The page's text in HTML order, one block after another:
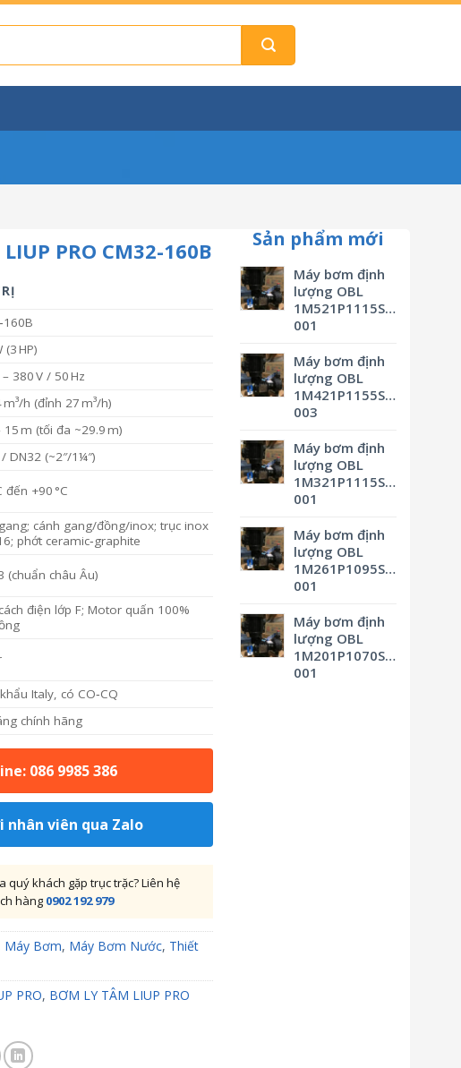
PRO CM32-160B
(3 HP)
380 V / 50 Hz
m³/h (đỉnh 27 m³/h)
15 m (tối đa ~29.9 m)
DN32 (~2″/1¼″)
đến +90 °C
cánh gang/đồng/inox; trục inox
phớt ceramic‑graphite
(chuẩn châu Âu)
điện lớp F; Motor quấn 100%
Italy, có CO‑CQ
chính hãng
086 9985 386
nhân viên qua Zalo
quý khách gặp trục trặc? Liên hệ
hàng 0902 192 979
Máy Bơm, Máy Bơm Nước, Thiết
PRO, BƠM LY TÂM LIUP PRO
Sản phẩm mới
Máy bơm định
lượng OBL
1M521P1115SVBSMV0M3-
001
Máy bơm định
lượng OBL
1M421P1155SVBSMV0M3-
003
Máy bơm định
lượng OBL
1M321P1115SVBSMV0M3-
001
Máy bơm định
lượng OBL
1M261P1095SVBSMV0M3-
001
Máy bơm định
lượng OBL
1M201P1070SVBSMV0M3-
001